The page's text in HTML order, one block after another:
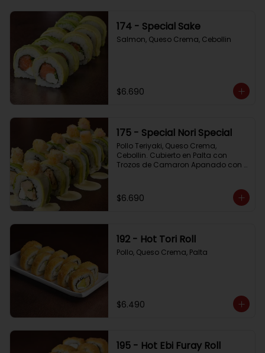
174 - Special Sake
Salmon, Queso Crema, Cebollin
$6.690
175 - Special Nori Special
Pollo Teriyaki, Queso Crema,
Cebollin. Cubierto en Palta con
Trozos de Camaron Apanado con
$6.690
192 - Hot Tori Roll
Pollo, Queso Crema, Palta
$6.490
195 - Hot Ebi Furay Roll